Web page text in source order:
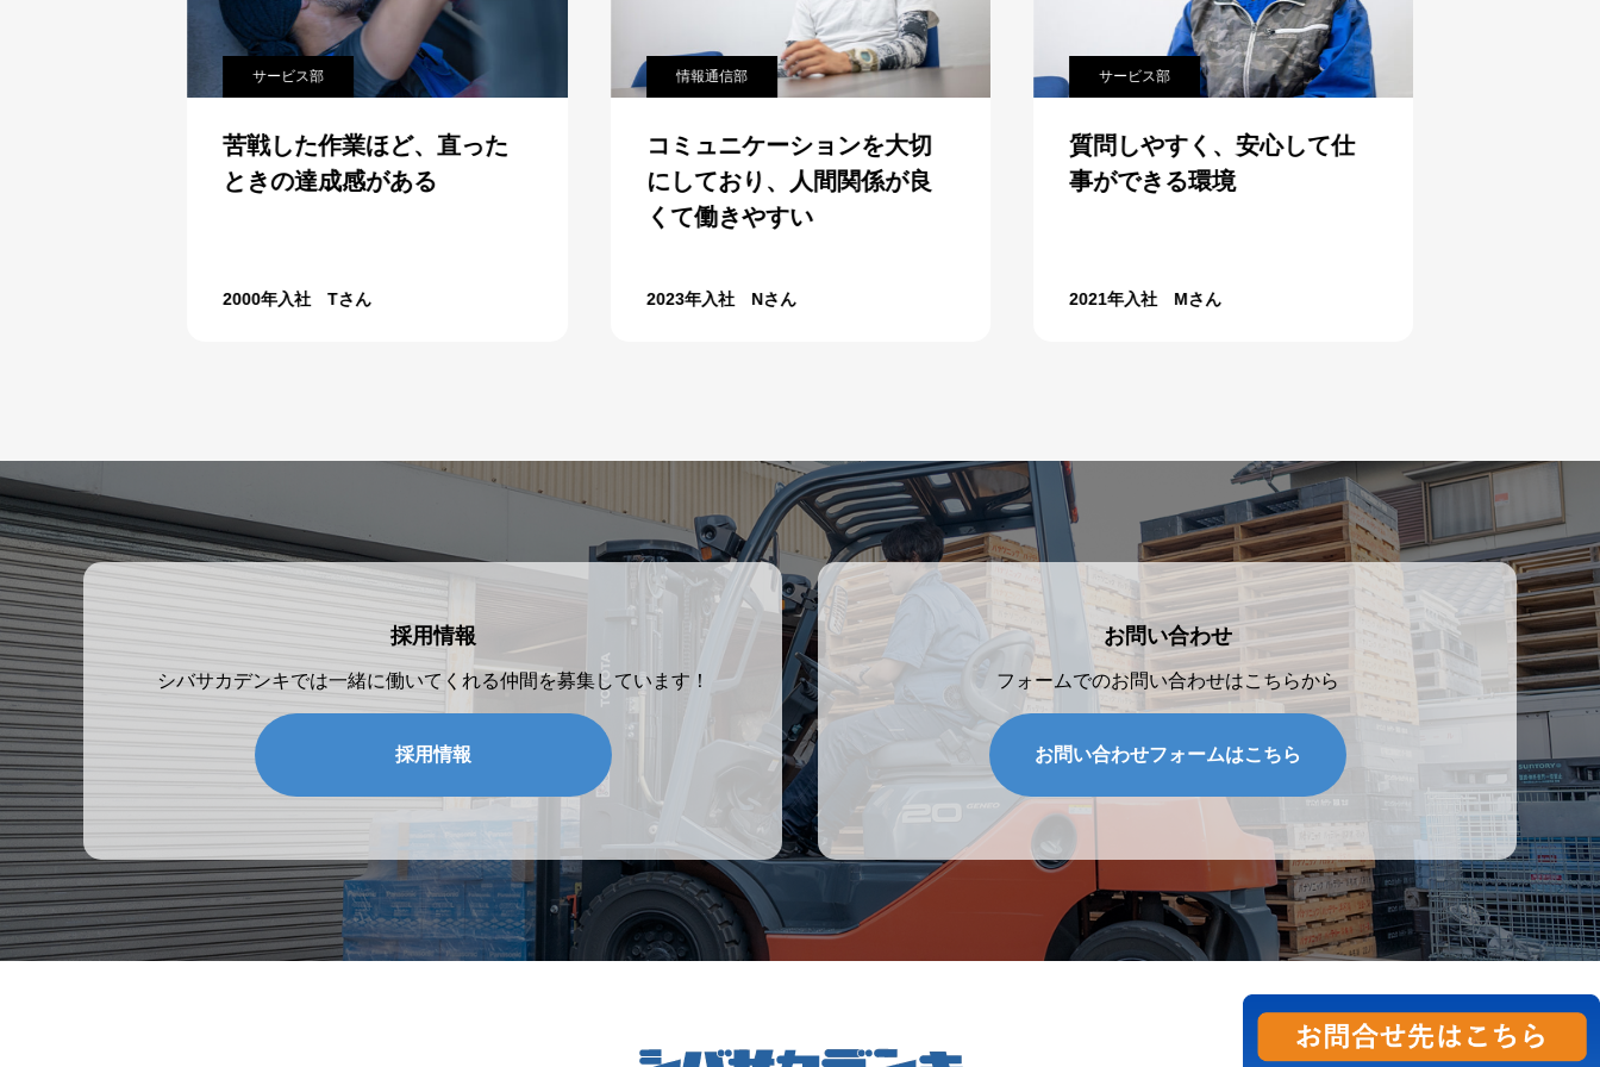
サービス部
苦戦した作業ほど、直った
ときの達成感がある
2000年入社 Tさん
情報通信部
コミュニケーションを大切
にしており、人間関係が良
くて働きやすい
2023年入社 Nさん
サービス部
質問しやすく、安心して仕
事ができる環境
2021年入社 Mさん
採用情報
シバサカデンキでは一緒に働いてくれる仲間を募集しています！
採用情報
お問い合わせ
フォームでのお問い合わせはこちらから
お問い合わせフォームはこちら